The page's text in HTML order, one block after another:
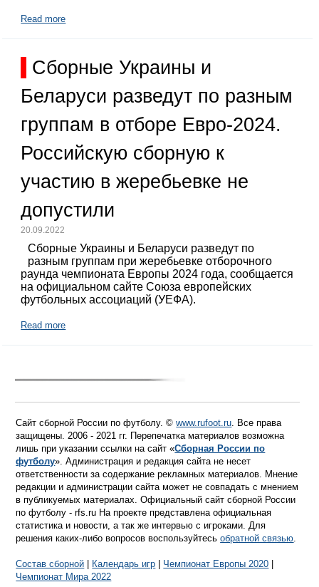
Read more
Сборные Украины и
Беларуси разведут по разным
группам в отборе Евро-2024.
Российскую сборную к
участию в жеребьевке не
допустили
20.09.2022
Сборные Украины и Беларуси разведут по
разным группам при жеребьевке отборочного
раунда чемпионата Европы 2024 года, сообщается
на официальном сайте Союза европейских
футбольных ассоциаций (УЕФА).
Read more
Сайт сборной России по футболу. ©www.rufoot.ru. Все права
защищены. 2006 - 2021 гг. Перепечатка материалов возможна
лишь при указании ссылки на сайт «Сборная России по
футболу». Администрация и редакция сайта не несет
ответственности за содержание рекламных материалов. Мнение
редакции и администрации сайта может не совпадать с мнением
в публикуемых материалах. Официальный сайт сборной России
по футболу - rfs.ru На проекте представлена официальная
статистика и новости, а так же интервью с игроками. Для
решения каких-либо вопросов воспользуйтесьобратной связью.
Состав сборной Календарь игр Чемпионат Европы 2020
Чемпионат Мира 2022